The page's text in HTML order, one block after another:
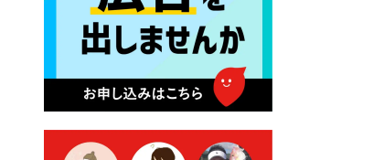
団体 「北埔八音団・楽善軒」
公演開催のお知らせ
ンディング型ふるさと納税の
実施について
2026年7月9日 農地法等に係
る各種申請に係る登記事項証